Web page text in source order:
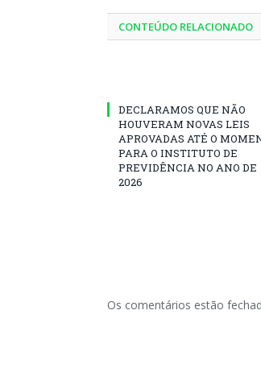
CONTEÚDO RELACIONADO
DECLARAMOS QUE NÃO
HOUVERAM NOVAS LEIS
APROVADAS ATÉ O
PARA O INSTITUTO DE
PREVIDÊNCIA NO ANO DE
2026
Os comentários estão